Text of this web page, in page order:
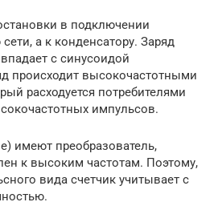
в подключении
а к конденсатору. Заряд
с синусоидой
происходит высокочастотными
расходуется потребителями
импульсов.
имеют преобразователь,
к высоким частотам. Поэтому,
вида счетчик учитывает с